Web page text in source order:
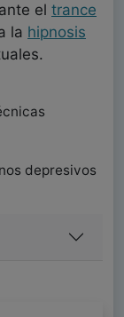
el trance
la hipnosis
depresivos